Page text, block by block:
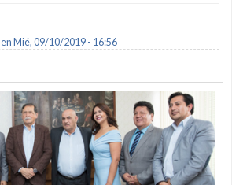
en Mié, 09/10/2019 - 16:56